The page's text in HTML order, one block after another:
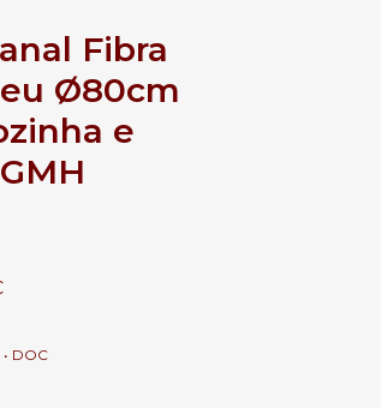
Fibra
Ø80cm
e
DOC